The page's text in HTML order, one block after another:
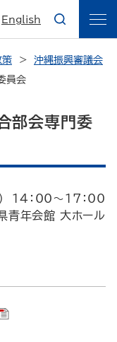
English
策
沖縄振興審議会
員会
部会専門委
14：00～17：00
青年会館 大ホール